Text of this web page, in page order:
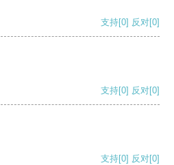
支持[0] 反对[0]
支持[0] 反对[0]
支持[0] 反对[0]